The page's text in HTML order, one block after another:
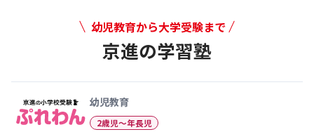
幼児教育から大学受験まで
京進の学習塾
幼児教育
2歳児〜年長児